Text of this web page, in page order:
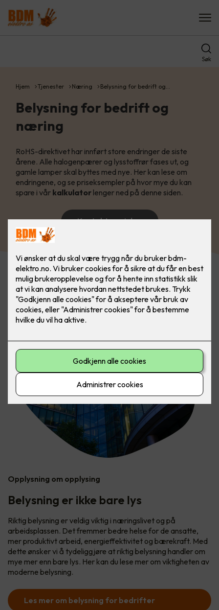
Søk
Hjem Tjenester Næring Belysning for bedrift og…
Belysning for bedrift og
næring
RoHS-direktivet har innført store endringer de siste
årene. Alle halogenpærer og lysstoffrør fases ut, og
gamle lamper skal byttes med nye. Her kan lese om
endringene, og se priseksempler på hvor mye du kan
spare i vår kalkulator lenger ned på denne siden.
Kontakt oss i dag
Opplysning om opplysing
Belysning er ikke bare lys
Riktig belysning er veldig viktig i næringslivet og på
arbeidsplassen. Det fremmer bedre helse for de ansatte,
mer produktivt arbeid, energieffektivitet og bærekraft. Med
dette ønsker vi å tydeliggjøre at riktig belysning handler om
mye mer enn bare lys. Her kan du lese mer om viktigheten av
moderne belysning.
Les mer om belysning for bedrifter